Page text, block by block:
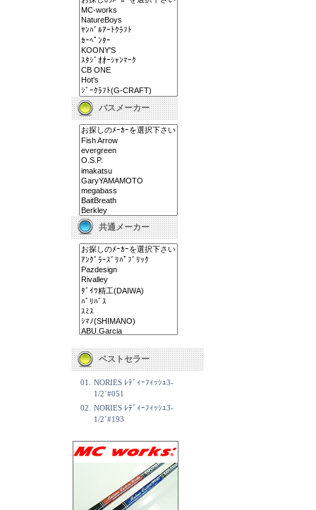
バスメーカー
共通メーカー
ベストセラー
01.
NORIES ﾚﾃﾞｨｰﾌｨｯｼｭ3-
1/2`#051
02.
NORIES ﾚﾃﾞｨｰﾌｨｯｼｭ3-
1/2`#193